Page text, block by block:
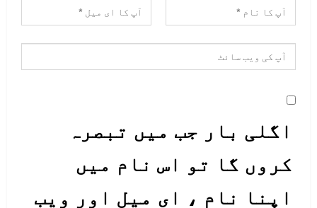
اگلی بار جب میں تبصرہ
کروں گا تو اس نام میں
اپنا نام ، ای میل اور ویب